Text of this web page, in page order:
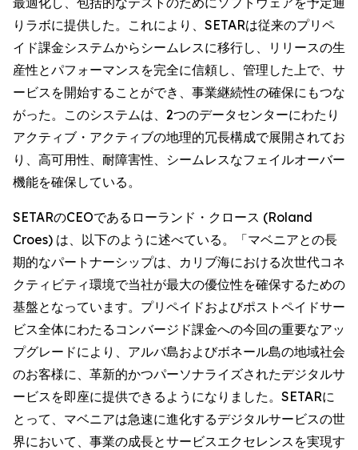
りラボに提供した。これにより、SETARは従来のプリペ
イド課金システムからシームレスに移行し、リリースの生
産性とパフォーマンスを完全に信頼し、管理した上で、サ
ービスを開始することができ、事業継続性の確保にもつな
がった。このシステムは、2つのデータセンターにわたり
アクティブ・アクティブの地理的冗長構成で展開されてお
り、高可用性、耐障害性、シームレスなフェイルオーバー
機能を確保している。
SETARのCEOであるローランド・クロース (Roland
Croes) は、以下のように述べている。「マベニアとの長
期的なパートナーシップは、カリブ海における次世代コネ
クティビティ環境で当社が最大の優位性を確保するための
基盤となっています。プリペイドおよびポストペイドサー
ビス全体にわたるコンバージド課金への今回の重要なアッ
プグレードにより、アルバ島およびボネール島の地域社会
のお客様に、革新的かつパーソナライズされたデジタルサ
ービスを即座に提供できるようになりました。SETARに
とって、マベニアは急速に進化するデジタルサービスの世
界において、事業の成長とサービスエクセレンスを実現す